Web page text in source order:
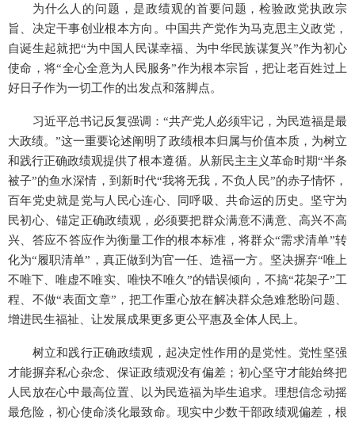
为什么人的问题，是政绩观的首要问题，检验政党执政宗
旨、决定干事创业根本方向。中国共产党作为马克思主义政党，
自诞生起就把“为中国人民谋幸福、为中华民族谋复兴”作为初心
使命，将“全心全意为人民服务”作为根本宗旨，把让老百姓过上
好日子作为一切工作的出发点和落脚点。
习近平总书记反复强调：“共产党人必须牢记，为民造福是最
大政绩。”这一重要论述阐明了政绩根本归属与价值本质，为树立
和践行正确政绩观提供了根本遵循。从新民主主义革命时期“半条
被子”的鱼水深情，到新时代“我将无我，不负人民”的赤子情怀，
百年党史就是党与人民心连心、同呼吸、共命运的历史。坚守为
民初心、锚定正确政绩观，必须要把群众满意不满意、高兴不高
兴、答应不答应作为衡量工作的根本标准，将群众“需求清单”转
化为“履职清单”，真正做到为官一任、造福一方。坚决摒弃“唯上
不唯下、唯虚不唯实、唯快不唯久”的错误倾向，不搞“花架子”工
程、不做“表面文章”，把工作重心放在解决群众急难愁盼问题、
增进民生福祉、让发展成果更多更公平惠及全体人民上。
树立和践行正确政绩观，起决定性作用的是党性。党性坚强
才能摒弃私心杂念、保证政绩观没有偏差；初心坚守才能始终把
人民放在心中最高位置、以为民造福为毕生追求。理想信念动摇
最危险，初心使命淡化最致命。现实中少数干部政绩观偏差，根